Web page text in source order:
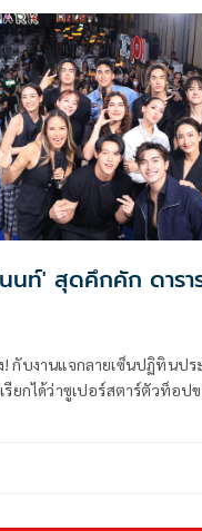
ข่าวสารจัดสัมมนาแรกของปี “ครอบครัว
ทิศทางโลก ทิศทางไทย” ซึ่
ชั้นนำของประเทศ และผู้ประ
เต็มเนื้อหาครบทุกมิติ ณ ศูนย์การประชุม
นท์' สุดคึกคัก ดารา
กับงานแจกลายเซ็นปฏิทินปร
รียกได้ว่าซูเปอร์สตาร์ตัวท็อป